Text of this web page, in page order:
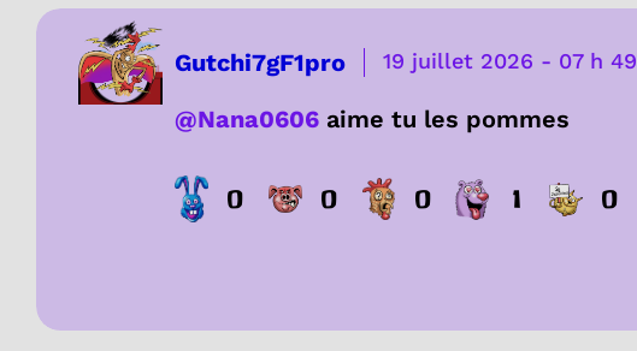
Gutchi7gF1pro 19 juillet 2026 - 07 h 49
@Nana0606 aime tu les pommes
0 0 0 1 0